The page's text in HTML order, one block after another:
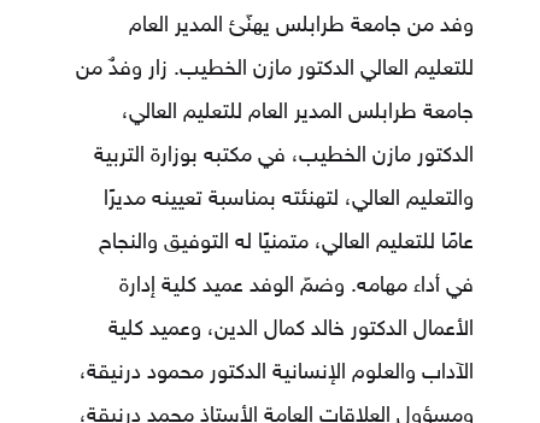
وفد من جامعة طرابلس يهنّئ المدير العام
للتعليم العالي الدكتور مازن الخطيب. زار وفدٌ من
جامعة طرابلس المدير العام للتعليم العالي،
الدكتور مازن الخطيب، في مكتبه بوزارة التربية
والتعليم العالي، لتهنئته بمناسبة تعيينه مديرًا
عامًا للتعليم العالي، متمنيًا له التوفيق والنجاح
في أداء مهامه. وضمّ الوفد عميد كلية إدارة
الأعمال الدكتور خالد كمال الدين، وعميد كلية
الآداب والعلوم الإنسانية الدكتور محمود درنيقة،
ومسؤول العلاقات العامة الأستاذ محمد درنيقة،